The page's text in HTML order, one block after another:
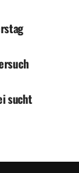
sucht